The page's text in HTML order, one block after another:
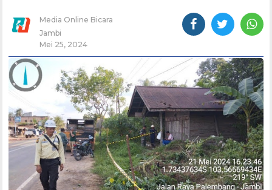
Media Online Bicara
Jambi
Mei 25, 2024